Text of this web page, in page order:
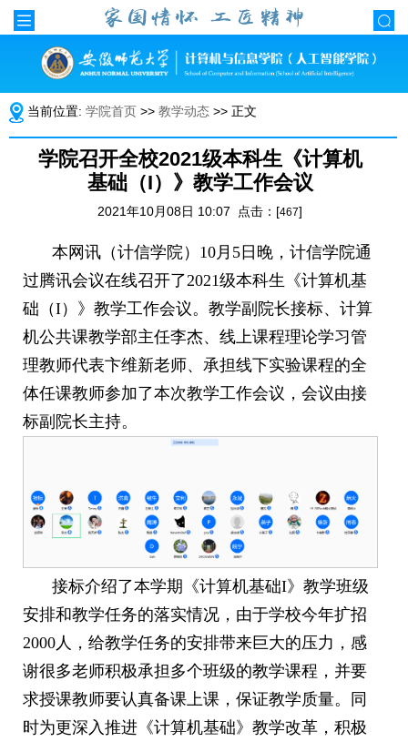
当前位置: 学院首页 >> 教学动态 >> 正文
学院召开全校2021级本科生《计算机
基础（I）》教学工作会议
2021年10月08日 10:07 点击：[467]
本网讯（计信学院） 10月 5 日晚，计信学院通
过腾讯会议在线召开了2021级本科生《计算机基
础（I）》教学工作会议。教学副院长接标、计算
机公共课教学部主任李杰、线上课程理论学习管
理教师代表卞维新老师、承担线下实验课程的全
体任课教师参加了本次教学工作会议，会议由接
标副院长主持。
接标介绍了本学期《计算机基础I》教学班级
安排和教学任务的落实情况，由于学校今年扩招
2000 人，给教学任务的安排带来巨大的压力，感
谢很多老师积极承担多个班级的教学课程，并要
求授课教师要认真备课上课，保证教学质量。同
时为更深入推进《计算机基础》教学改革，积极